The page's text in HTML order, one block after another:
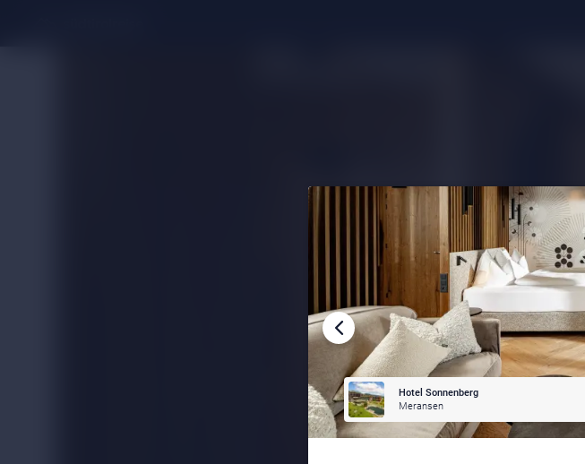
Hotel Sonnenberg
Meransen